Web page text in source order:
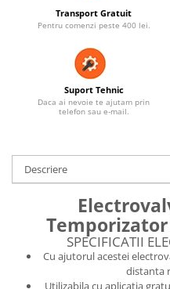
Transport Gratuit
Pentru comenzi peste 400 lei.
Suport Tehnic
Daca ai nevoie te ajutam prin
telefon sau e-mail.
Descriere
Temporizator
SPECIFICATII
Cu ajutorul acestei
distanta
Utilizabila cu aplicatia